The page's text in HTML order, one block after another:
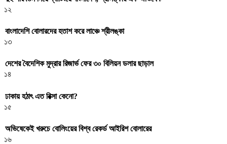
১২
বাংলাদেশি বোলারদের হতাশ করে লাঞ্চে শ্রীলঙ্কা
১৩
দেশের বৈদেশিক মুদ্রার রিজার্ভ ফের ৩০ বিলিয়ন ডলার ছাড়াল
১৪
ঢাকায় হঠাৎ এত রিক্সা কেনো?
১৫
অভিষেকেই খরুচে বোলিংয়ের বিশ্ব রেকর্ড আইরিশ বোলারের
১৬